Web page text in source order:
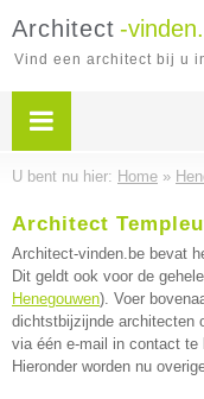
Architect -
Vind een architect bij u
U bent nu hier: Home »
Architect
Architect-vinden.be bevat
Dit geldt ook voor de
Henegouwen). Voer
dichtstbijzijnde architecten
via één e-mail in contact te
Hieronder worden nu